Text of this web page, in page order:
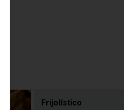
Frijolístico